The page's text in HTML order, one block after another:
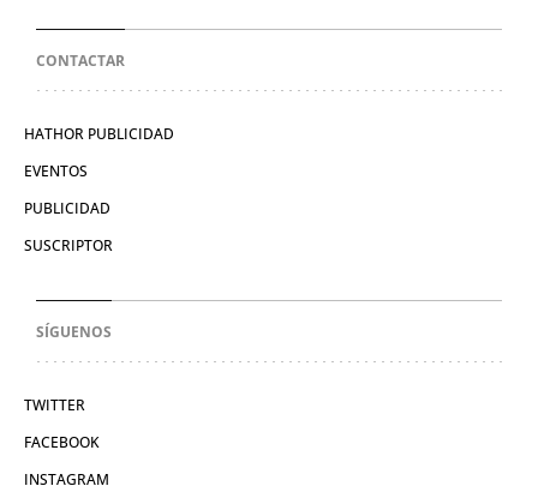
CONTACTAR
HATHOR PUBLICIDAD
EVENTOS
PUBLICIDAD
SUSCRIPTOR
SÍGUENOS
TWITTER
FACEBOOK
INSTAGRAM